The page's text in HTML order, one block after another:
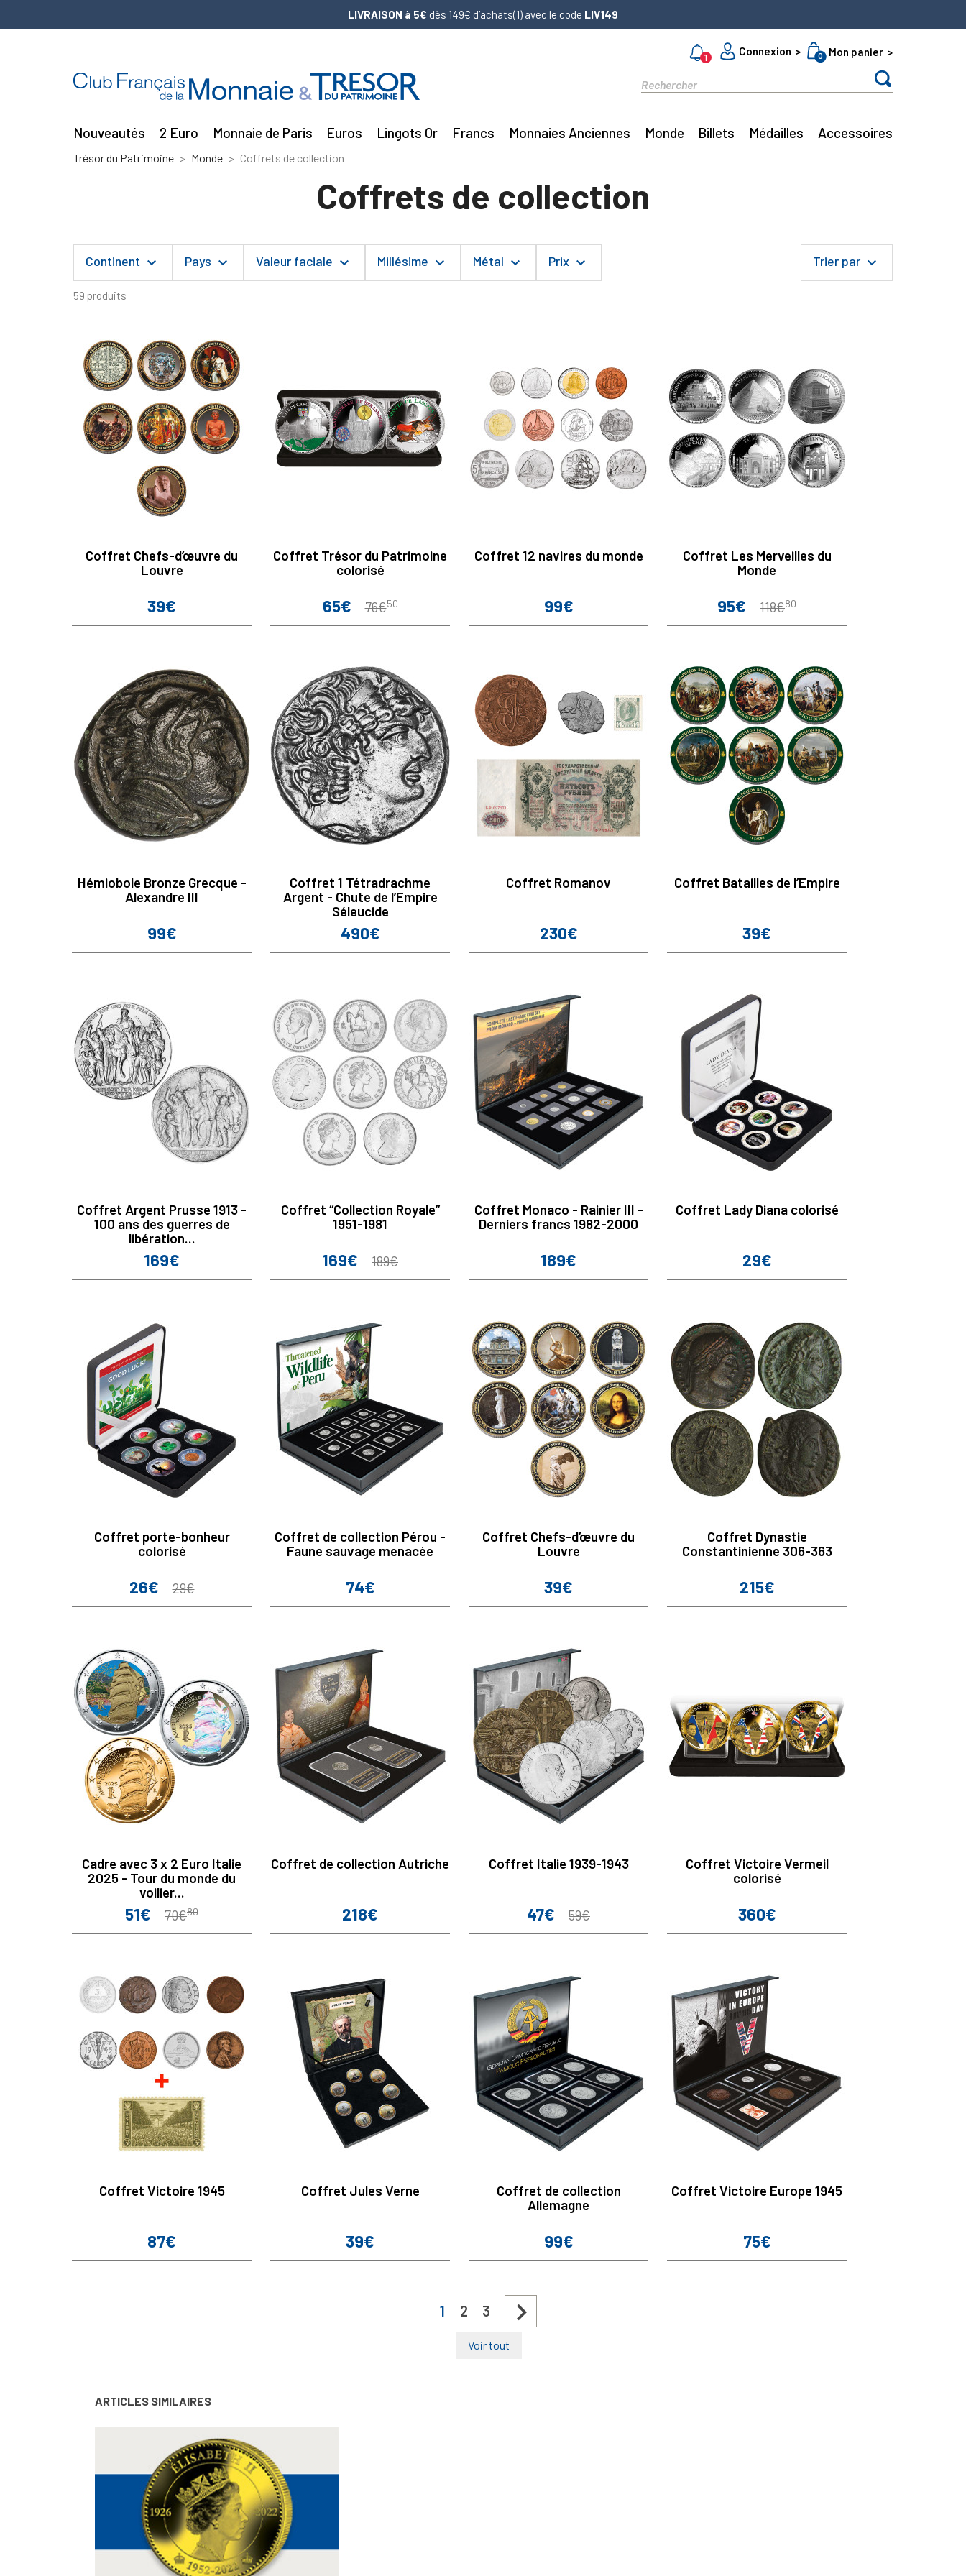
LIVRAISON à 5€ dès 149€ d’achats(1) avec le code LIV149
1
Connexion 0 Mon panier
Nouveautés 2 Euro Monnaie de Paris Euros Lingots Or Francs Monnaies Anciennes Monde Billets Médailles Accessoires
Trésor du Patrimoine Monde Coffrets de collection
Coffrets de collection
Continent keyboard_arrow_down Pays keyboard_arrow_down Valeur faciale keyboard_arrow_down Millésime keyboard_arrow_down Métal keyboard_arrow_down Prix keyboard_arrow_down Trier par keyboard_arrow_down
59 produits
Coffret Chefs-d’œuvre du
Louvre
Prix
39€
Coffret Trésor du Patrimoine
colorisé
Prix
65€
Prix
76€50
Coffret 12 navires du monde
Prix
99€
Coffret Les Merveilles du
Monde
Prix
95€
Prix
118€80
Hémiobole Bronze Grecque -
Alexandre III
Prix
99€
Coffret 1 Tétradrachme
Argent - Chute de l’Empire
Séleucide
Prix
490€
Coffret Romanov
Prix
230€
Coffret Batailles de l’Empire
Prix
39€
Coffret Argent Prusse 1913 -
100 ans des guerres de
libération...
Prix
169€
Coffret “Collection Royale”
1951-1981
Prix
169€
Prix
189€
Coffret Monaco - Rainier III -
Derniers francs 1982-2000
Prix
189€
Coffret Lady Diana colorisé
Prix
29€
Coffret porte-bonheur
colorisé
Prix
26€
Prix
29€
Coffret de collection Pérou -
Faune sauvage menacée
Prix
74€
Coffret Chefs-d’œuvre du
Louvre
Prix
39€
Coffret Dynastie
Constantinienne 306-363
Prix
215€
Cadre avec 3 x 2 Euro Italie
2025 - Tour du monde du
voilier...
Prix
51€
Prix
70€80
Coffret de collection Autriche
Prix
218€
Coffret Italie 1939-1943
Prix
47€
Prix
59€
Coffret Victoire Vermeil
colorisé
Prix
360€
Coffret Victoire 1945
Prix
87€
Coffret Jules Verne
Prix
39€
Coffret de collection
Allemagne
Prix
99€
Coffret Victoire Europe 1945
Prix
75€
1 2 3 
Voir tout
ARTICLES SIMILAIRES